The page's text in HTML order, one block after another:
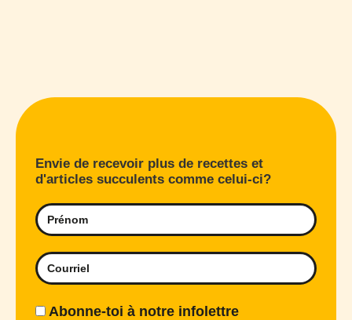
Envie de recevoir plus de recettes et
d'articles succulents comme celui-ci?
Abonne-toi à notre infolettre